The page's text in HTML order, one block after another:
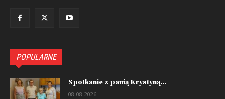
POPULARNE
Spotkanie z panią Krystyną...
08-08-2026